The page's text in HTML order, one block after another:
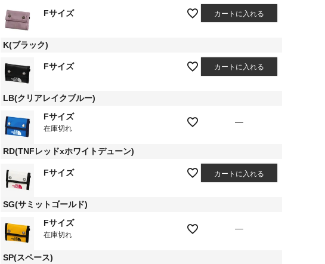
Fサイズ カートに入れる
K(ブラック)
Fサイズ カートに入れる
LB(クリアレイクブルー)
Fサイズ
在庫切れ
—
RD(TNFレッドxホワイトデューン)
Fサイズ カートに入れる
SG(サミットゴールド)
Fサイズ
在庫切れ
—
SP(スペース)